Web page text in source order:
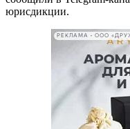
юрисдикции.
РЕКЛАМА • ООО